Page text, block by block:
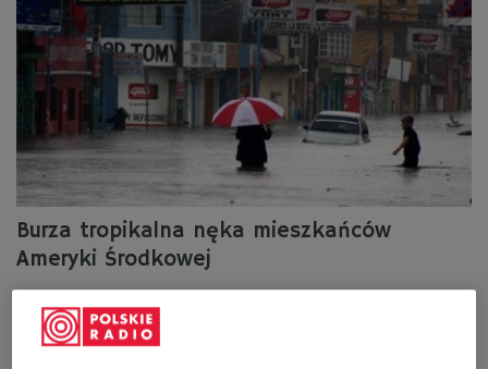
Burza tropikalna nęka mieszkańców
Ameryki Środkowej
Co najmniej 18 osób zginęło w państwach Ameryki
Środkowej na skutek powodzi i lawin błotnych,
wywołanych przez burzę tropikalną, która utrzymuje się